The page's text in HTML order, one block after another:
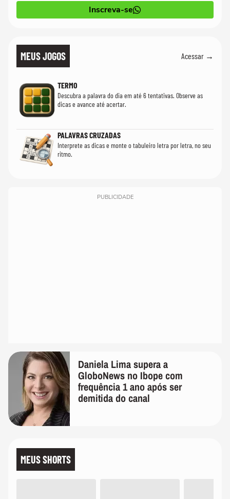
Inscreva-se
MEUS JOGOS Acessar →
TERMO
Descubra a palavra do dia em até 6 tentativas. Observe as
dicas e avance até acertar.
PALAVRAS CRUZADAS
Interprete as dicas e monte o tabuleiro letra por letra, no seu
ritmo.
PUBLICIDADE
Daniela Lima supera a
GloboNews no Ibope com
frequência 1 ano após ser
demitida do canal
MEUS SHORTS